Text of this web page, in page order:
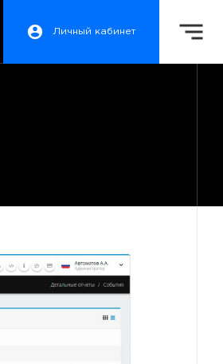
Личный кабинет